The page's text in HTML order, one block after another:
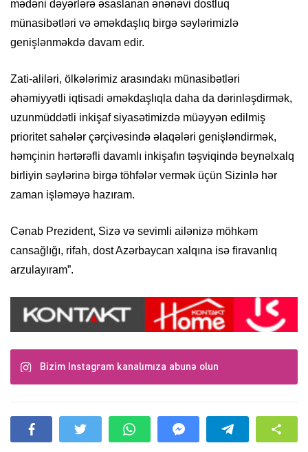
mədəni dəyərlərə əsaslanan ənənəvi dostluq
münasibətləri və əməkdaşlıq birgə səylərimizlə
genişlənməkdə davam edir.
Zati-aliləri, ölkələrimiz arasındakı münasibətləri
əhəmiyyətli iqtisadi əməkdaşlıqla daha da dərinləşdirmək,
uzunmüddətli inkişaf siyasətimizdə müəyyən edilmiş
prioritet sahələr çərçivəsində əlaqələri genişləndirmək,
həmçinin hərtərəfli davamlı inkişafın təşviqində beynəlxalq
birliyin səylərinə birgə töhfələr vermək üçün Sizinlə hər
zaman işləməyə hazıram.
Cənab Prezident, Sizə və sevimli ailənizə möhkəm
cansağlığı, rifah, dost Azərbaycan xalqına isə firavanlıq
arzulayıram”.
Bizim Instagram kanalımıza abunə olun